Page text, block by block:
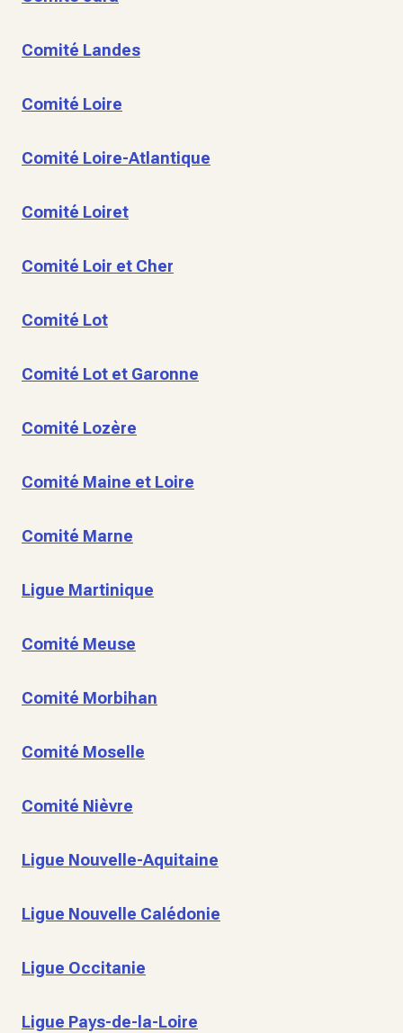
Comité Landes
Comité Loire
Comité Loire-Atlantique
Comité Loiret
Comité Loir et Cher
Comité Lot
Comité Lot et Garonne
Comité Lozère
Comité Maine et Loire
Comité Marne
Ligue Martinique
Comité Meuse
Comité Morbihan
Comité Moselle
Comité Nièvre
Ligue Nouvelle-Aquitaine
Ligue Nouvelle Calédonie
Ligue Occitanie
Ligue Pays-de-la-Loire